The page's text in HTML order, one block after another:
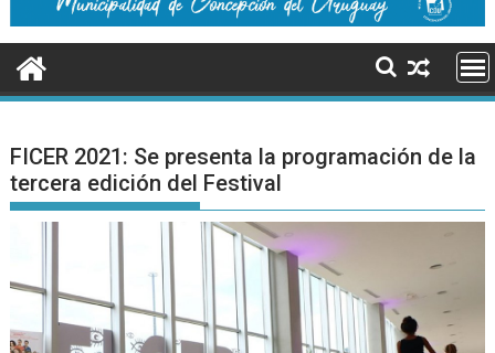
FICER 2021: Se presenta la programación de la
tercera edición del Festival